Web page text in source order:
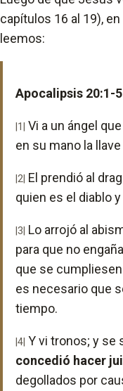
capítulos 16 al 19),
leemos:
Apocalipsis 20:1-
|1| Vi a un ángel
en su mano la
|2| El prendió al
quien es el diablo
|3| Lo arrojó al
para que no
que se
es necesario que
tiempo.
|4| Y vi tronos; y se
concedió hacer
degollados por